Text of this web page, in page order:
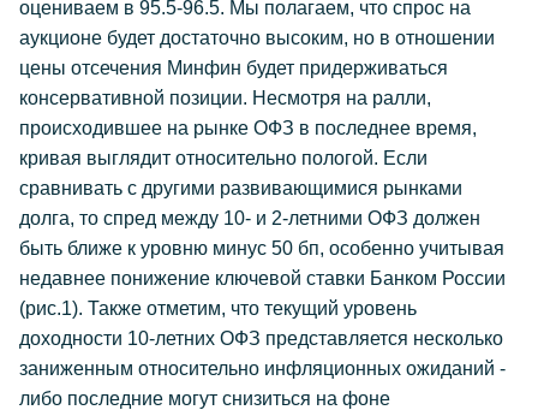
оцениваем в 95.5-96.5. Мы полагаем, что спрос на
аукционе будет достаточно высоким, но в отношении
цены отсечения Минфин будет придерживаться
консервативной позиции. Несмотря на ралли,
происходившее на рынке ОФЗ в последнее время,
кривая выглядит относительно пологой. Если
сравнивать с другими развивающимися рынками
долга, то спред между 10- и 2-летними ОФЗ должен
быть ближе к уровню минус 50 бп, особенно учитывая
недавнее понижение ключевой ставки Банком России
(рис.1). Также отметим, что текущий уровень
доходности 10-летних ОФЗ представляется несколько
заниженным относительно инфляционных ожиданий -
либо последние могут снизиться на фоне